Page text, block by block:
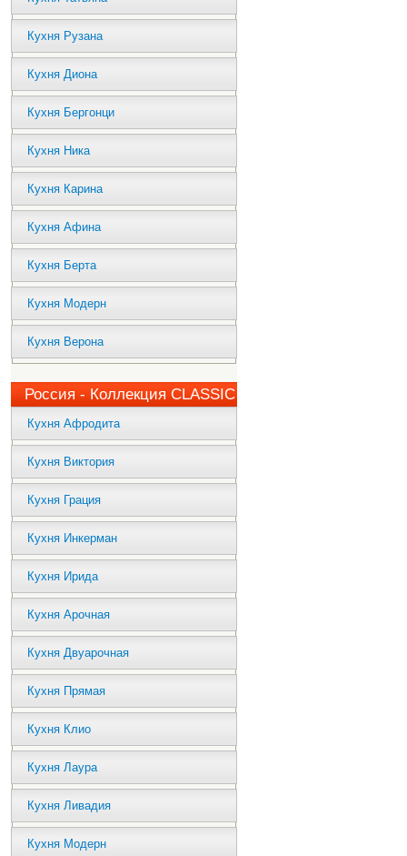
Кухня Рузана
Кухня Диона
Кухня Бергонци
Кухня Ника
Кухня Карина
Кухня Афина
Кухня Берта
Кухня Модерн
Кухня Верона
Россия - Коллекция CLASSIC
Кухня Афродита
Кухня Виктория
Кухня Грация
Кухня Инкерман
Кухня Ирида
Кухня Арочная
Кухня Двуарочная
Кухня Прямая
Кухня Клио
Кухня Лаура
Кухня Ливадия
Кухня Модерн